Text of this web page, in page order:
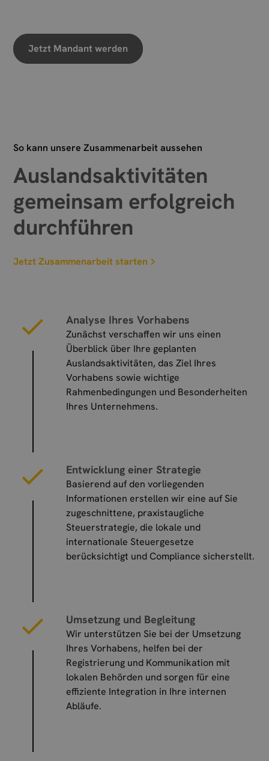
Jetzt Mandant werden
So kann unsere Zusammenarbeit aussehen
Auslandsaktivitäten
gemeinsam erfolgreich
durchführen
Jetzt Zusammenarbeit starten
Analyse Ihres Vorhabens
Zunächst verschaffen wir uns einen
Überblick über Ihre geplanten
Auslandsaktivitäten, das Ziel Ihres
Vorhabens sowie wichtige
Rahmenbedingungen und Besonderheiten
Ihres Unternehmens.
Entwicklung einer Strategie
Basierend auf den vorliegenden
Informationen erstellen wir eine auf Sie
zugeschnittene, praxistaugliche
Steuerstrategie, die lokale und
internationale Steuergesetze
berücksichtigt und Compliance sicherstellt.
Umsetzung und Begleitung
Wir unterstützen Sie bei der Umsetzung
Ihres Vorhabens, helfen bei der
Registrierung und Kommunikation mit
lokalen Behörden und sorgen für eine
effiziente Integration in Ihre internen
Abläufe.